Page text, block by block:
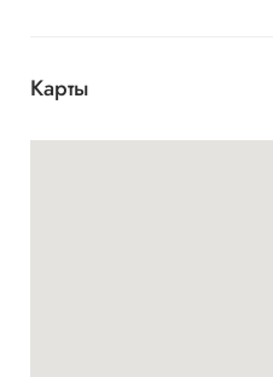
База отдыха «Березка»
Это комфортное и
Карты